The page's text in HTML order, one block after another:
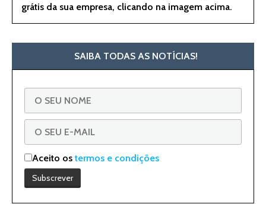
grátis da sua empresa, clicando na imagem acima.
SAIBA TODAS AS NOTÍCIAS!
Aceito ostermos e condições